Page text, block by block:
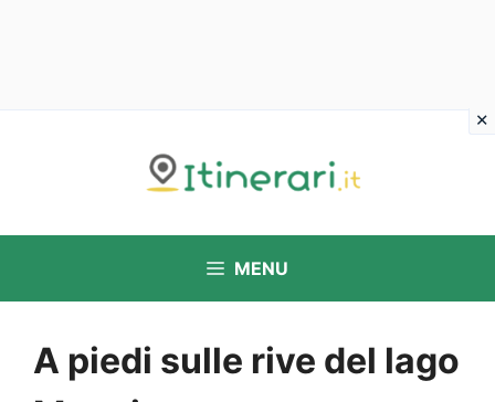
MENU
A piedi sulle rive del lago